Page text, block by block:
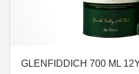
GLENFIDDICH 700 ML